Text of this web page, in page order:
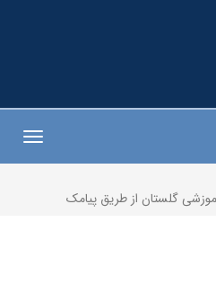
گلستان از طریق پیامک